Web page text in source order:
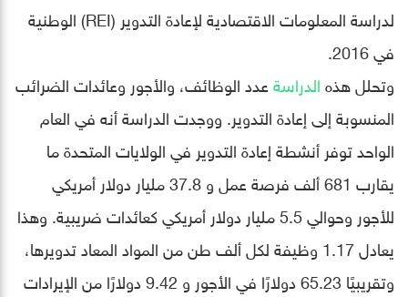
لدراسة المعلومات الاقتصادية لإعادة التدوير (REI) الوطنية
في 2016.
وتحلل هذهالدراسةعدد الوظائف، والأجور وعائدات الضرائب
المنسوبة إلى إعادة التدوير. ووجدت الدراسة أنه في العام
الواحد توفر أنشطة إعادة التدوير في الولايات المتحدة ما
يقارب 681 ألف فرصة عمل و 37.8 مليار دولار أمريكي
للأجور وحوالي 5.5 مليار دولار أمريكي كعائدات ضريبية. وهذا
يعادل 1.17 وظيفة لكل ألف طن من المواد المعاد تدويرها،
وتقريبيًا 65.23 دولارًا في الأجور و 9.42 دولارًا من الإيرادات